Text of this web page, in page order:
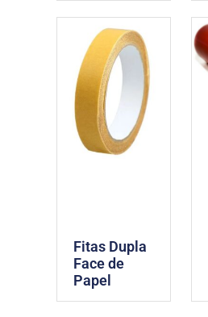
Fitas Dupla
Face de
Papel